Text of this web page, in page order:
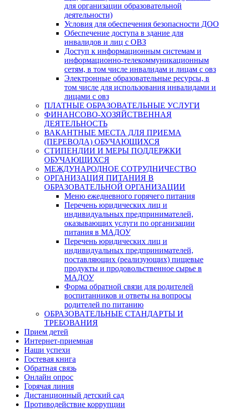
для организации образовательной
деятельности)
Условия для обеспечения безопасности ДОО
Обеспечение доступа в здание для
инвалидов и лиц с ОВЗ
Доступ к информационным системам и
информационно-телекоммуникационным
сетям, в том числе инвалидам и лицам с овз
Электронные образовательные ресурсы, в
том числе для использования инвалидами и
лицами с овз
ПЛАТНЫЕ ОБРАЗОВАТЕЛЬНЫЕ УСЛУГИ
ФИНАНСОВО-ХОЗЯЙСТВЕННАЯ
ДЕЯТЕЛЬНОСТЬ
ВАКАНТНЫЕ МЕСТА ДЛЯ ПРИЕМА
(ПЕРЕВОДА) ОБУЧАЮЩИХСЯ
СТИПЕНДИИ И МЕРЫ ПОДДЕРЖКИ
ОБУЧАЮЩИХСЯ
МЕЖДУНАРОДНОЕ СОТРУДНИЧЕСТВО
ОРГАНИЗАЦИЯ ПИТАНИЯ В
ОБРАЗОВАТЕЛЬНОЙ ОРГАНИЗАЦИИ
Меню ежедневного горячего питания
Перечень юридических лиц и
индивидуальных предпринимателей,
оказывающих услуги по организации
питания в МАДОУ
Перечень юридических лиц и
индивидуальных предпринимателей,
поставляющих (реализующих) пищевые
продукты и продовольственное сырье в
МАДОУ
Форма обратной связи для родителей
воспитанников и ответы на вопросы
родителей по питанию
ОБРАЗОВАТЕЛЬНЫЕ СТАНДАРТЫ И
ТРЕБОВАНИЯ
Прием детей
Интернет-приемная
Наши успехи
Гостевая книга
Обратная связь
Онлайн опрос
Горячая линия
Дистанционный детский сад
Противодействие коррупции